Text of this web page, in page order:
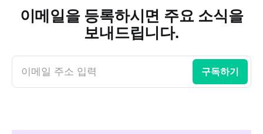
이메일을 등록하시면 주요 소식을
보내드립니다.
이메일 주소 입력 구독하기